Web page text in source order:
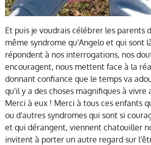
Et puis je voudrais célébrer les parents
même syndrome qu'Angelo et qui sont
répondent à nos interrogations, nos
encouragent, nous mettent face à la
donnant confiance que le temps va
qu'il y a des choses magnifiques à vivre
Merci à eux ! Merci à tous ces enfants
ou d'autres syndromes qui sont si
et qui dérangent, viennent chatouiller
invitent à porter un autre regard sur